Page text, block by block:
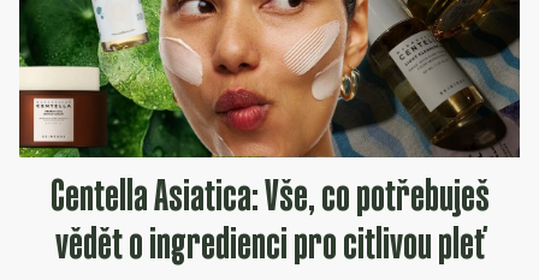
Centella Asiatica: Vše, co potřebuješ
vědět o ingredienci pro citlivou pleť